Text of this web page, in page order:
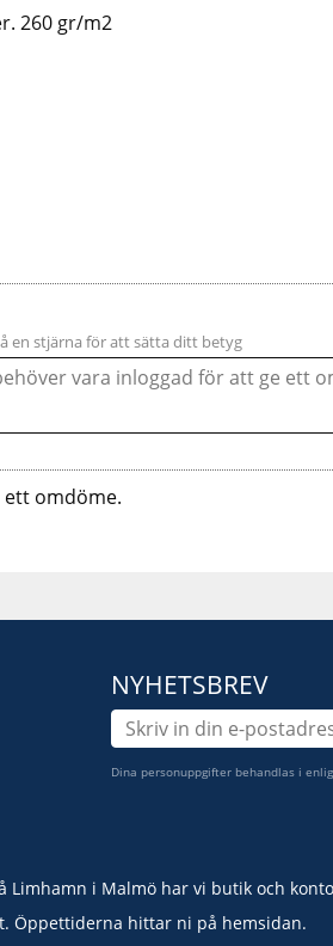
260 gr/m2
en stjärna för att sätta ditt betyg
omdöme.
NYHETSBREV
Dina personuppgifter behandlas i
Limhamn i Malmö har vi butik och
Öppettiderna hittar ni på hemsidan.